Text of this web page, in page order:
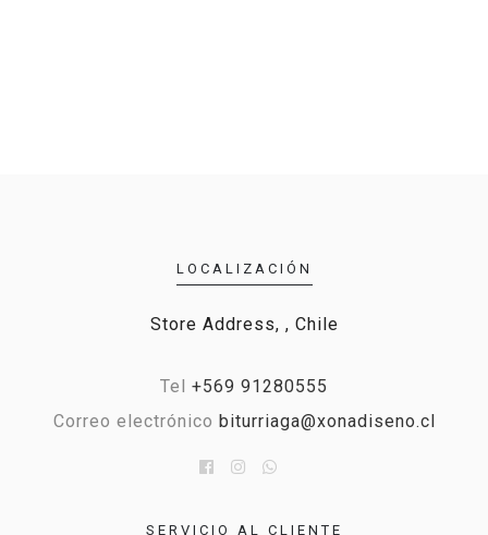
LOCALIZACIÓN
Store Address, , Chile
Tel +569 91280555
Correo electrónico biturriaga@xonadiseno.cl
SERVICIO AL CLIENTE